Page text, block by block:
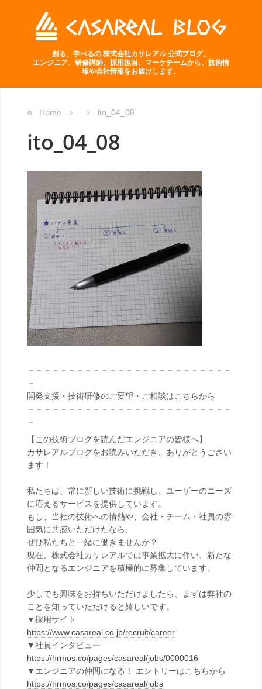
創る、学べるの 株式会社カサレアル 公式ブログ。
エンジニア、研修講師、採用担当、マーケチームから、技術情
報や会社情報をお届けします。
Home ito_04_08
ito_04_08
－－－－－－－－－－－－－－－－－－－－－－－－－
－
開発支援・技術研修のご要望・ご相談はこちらから
－－－－－－－－－－－－－－－－－－－－－－－－－
－
【この技術ブログを読んだエンジニアの皆様へ】
カサレアルブログをお読みいただき、ありがとうござい
ます！
私たちは、常に新しい技術に挑戦し、ユーザーのニーズ
に応えるサービスを提供しています。
もし、当社の技術への情熱や、会社・チーム・社員の雰
囲気に共感いただけたなら、
ぜひ私たちと一緒に働きませんか？
現在、株式会社カサレアルでは事業拡大に伴い、新たな
仲間となるエンジニアを積極的に募集しています。
少しでも興味をお持ちいただけましたら、まずは弊社の
ことを知っていただけると嬉しいです。
▼採用サイト
https://www.casareal.co.jp/recruit/career
▼社員インタビュー
https://hrmos.co/pages/casareal/jobs/0000016
▼エンジニアの仲間になる！ エントリーはこちらから
https://hrmos.co/pages/casareal/jobs